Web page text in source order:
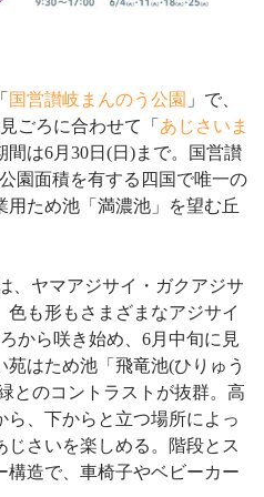
国営讃岐まんのう公園 」で、
ごろに合わせて「 あじさいま
間は6月 30日 (日 )まで。
国営讃
園面積を有する四国で唯一の
用ため池「満濃池」を望む丘
、ヤマアジサイ・ガクアジサ
も形もさまざまなアジサイ
から咲き始め、 6月中旬に見
苑はため池「飛竜池(ひりゅう
とのコントラストが抜群。高
、下からと立つ場所によっ
さいを楽しめる。階段とス
構造で、車椅子やベビーカー